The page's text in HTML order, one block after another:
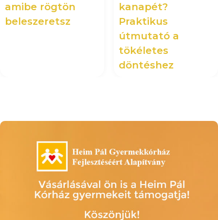
amibe rögtön
beleszeretsz
kanapét?
Praktikus
útmutató a
tökéletes
döntéshez